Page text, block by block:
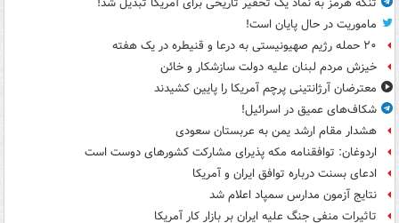
ماموریت در حال پایان است!
۲۰ حمله رژیم صهیونیستی به درعا و قنیطره در یک هفته
خیزش مردم لبنان علیه دولت سازشکار و خائن
معترضان آرژانتینی پرچم آمریکا را پایین کشیدند
شکاف‌های عمیق در اسرائیل!
هشدار مقام ارشد یمن به عربستان سعودی
اردوغان: توافقنامه مکه پذیرای مشارکت کشورهای دوست است
ادعای بسنت درباره توافق ایران و آمریکا
نتایج آزمون مدارس سمپاد اعلام شد
تاثیرات منفی جنگ علیه ایران بر بازار کار آمریکا